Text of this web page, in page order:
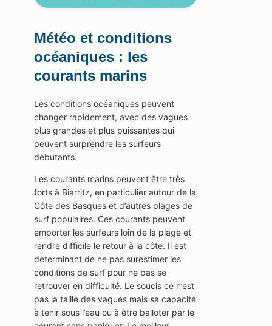
Météo et conditions
océaniques : les
courants marins
Les conditions océaniques peuvent
changer rapidement, avec des vagues
plus grandes et plus puissantes qui
peuvent surprendre les surfeurs
débutants.
Les courants marins peuvent être très
forts à Biarritz, en particulier autour de la
Côte des Basques et d’autres plages de
surf populaires. Ces courants peuvent
emporter les surfeurs loin de la plage et
rendre difficile le retour à la côte. Il est
déterminant de ne pas surestimer les
conditions de surf pour ne pas se
retrouver en difficulté. Le soucis ce n’est
pas la taille des vagues mais sa capacité
à tenir sous l’eau ou à être balloter par le